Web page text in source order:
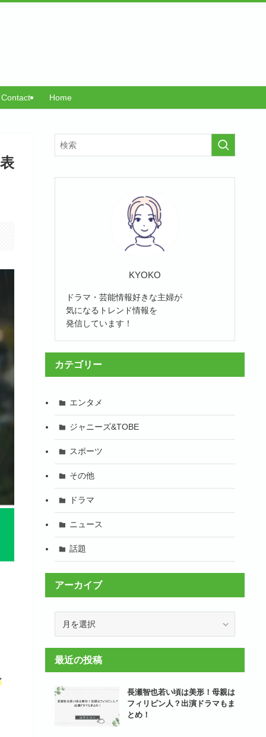
Contact Home
KYOKO
ドラマ・芸能情報好きな主婦が
気になるトレンド情報を
発信しています！
カテゴリー
エンタメ
ジャニーズ&TOBE
スポーツ
その他
ドラマ
ニュース
話題
アーカイブ
イ
最近の投稿
長瀬智也若い頃は美形！母親は
フィリピン人？出演ドラマもま
とめ！